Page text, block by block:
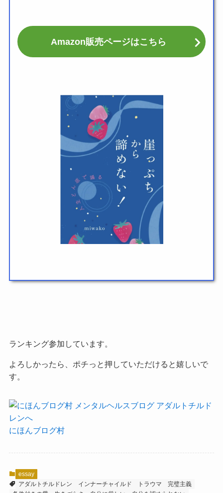
Amazon販売ページはこちら
ランキング参加しています。
よろしかったら、ポチっと押していただけると嬉しいで
す。
にほんブログ村
essay
アダルトチルドレン
インナーチャイルド トラウマ
完璧主義